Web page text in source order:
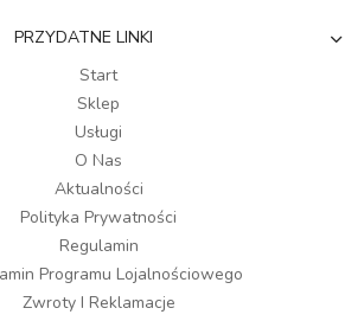
PRZYDATNE LINKI
Start
Sklep
Usługi
O Nas
Aktualności
Polityka Prywatności
Regulamin
Programu Lojalnościowego
Zwroty I Reklamacje